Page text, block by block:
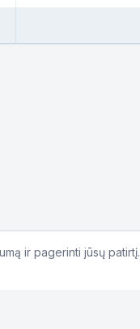
ir pagerinti jūsų patirtį.